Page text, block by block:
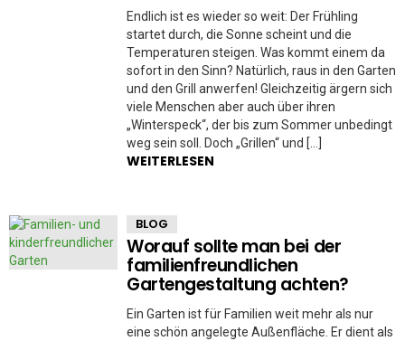
Endlich ist es wieder so weit: Der Frühling
startet durch, die Sonne scheint und die
Temperaturen steigen. Was kommt einem da
sofort in den Sinn? Natürlich, raus in den Garten
und den Grill anwerfen! Gleichzeitig ärgern sich
viele Menschen aber auch über ihren
„Winterspeck“, der bis zum Sommer unbedingt
weg sein soll. Doch „Grillen“ und […]
WEITERLESEN
BLOG
Worauf sollte man bei der
familienfreundlichen
Gartengestaltung achten?
Ein Garten ist für Familien weit mehr als nur
eine schön angelegte Außenfläche. Er dient als